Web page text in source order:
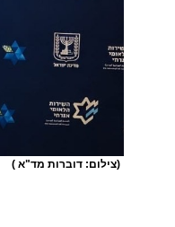
(צילום: דוברות מד"א )